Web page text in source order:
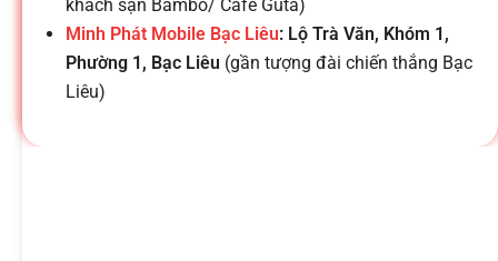
ạ
i
khách sạn Bambo/ Cafe Guta)
Minh Phát Mobile Bạc Liêu: Lộ Trà Văn, Khóm 1,
Phường 1, Bạc Liêu (gần tượng đài chiến thắng Bạc
Liêu)